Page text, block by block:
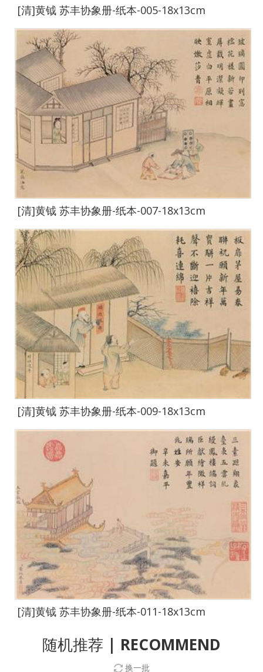
[清]黄钺 苏丰协象册-纸本-005-18x13cm
[清]黄钺 苏丰协象册-纸本-007-18x13cm
[清]黄钺 苏丰协象册-纸本-009-18x13cm
[清]黄钺 苏丰协象册-纸本-011-18x13cm
随机推荐 | RECOMMEND
换一批